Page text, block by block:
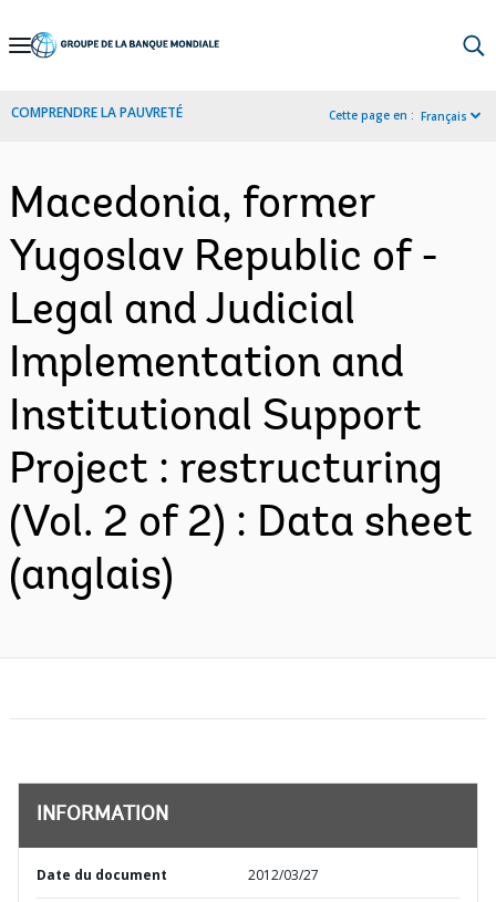
Skip
Navigation
COMPRENDRE LA PAUVRETÉ Cette page en : Français
Macedonia, former
Yugoslav Republic of -
Legal and Judicial
Implementation and
Institutional Support
Project : restructuring
(Vol. 2 of 2) : Data sheet
(anglais)
INFORMATION
Date du document 2012/03/27